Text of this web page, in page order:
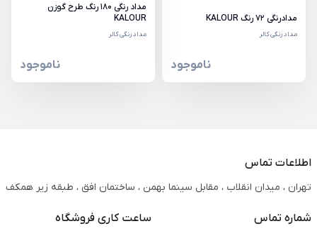
مدادرنگی 72 رنگ KALOUR
مداد رنگی کالر
ناموجود
مداد رنگی 180 رنگ طرح گوزن
KALOUR
مداد رنگی کالر
ناموجود
اطلاعات تماس
تهران ، میدان انقلاب ، مقابل سینما بهمن ، ساختمان افق ، طبقه زیر همکف
شماره تماس ساعت کاری فروشگاه